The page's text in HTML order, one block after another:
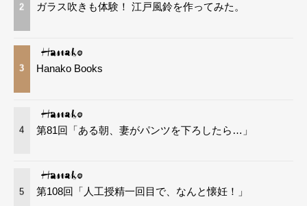
2 ガラス吹きも体験！ 江戸風鈴を作ってみた。
3 Hanako Books
4 第81回「ある朝、妻がパンツを下ろしたら…」
5 第108回「人工授精一回目で、なんと懐妊！」